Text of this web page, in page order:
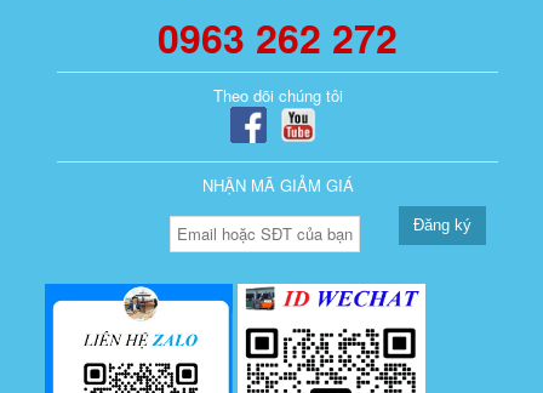
0963 262 272
Theo dõi chúng tôi
NHẬN MÃ GIẢM GIÁ
Đăng ký